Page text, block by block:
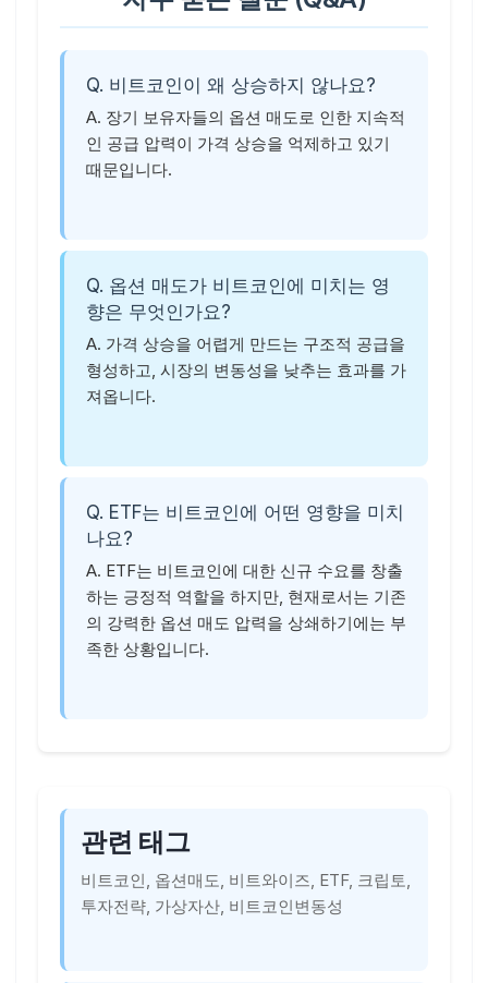
Q. 비트코인이 왜 상승하지 않나요?
A. 장기 보유자들의 옵션 매도로 인한 지속적
인 공급 압력이 가격 상승을 억제하고 있기
때문입니다.
Q. 옵션 매도가 비트코인에 미치는 영
향은 무엇인가요?
A. 가격 상승을 어렵게 만드는 구조적 공급을
형성하고, 시장의 변동성을 낮추는 효과를 가
져옵니다.
Q. ETF는 비트코인에 어떤 영향을 미치
나요?
A. ETF는 비트코인에 대한 신규 수요를 창출
하는 긍정적 역할을 하지만, 현재로서는 기존
의 강력한 옵션 매도 압력을 상쇄하기에는 부
족한 상황입니다.
관련 태그
비트코인, 옵션매도, 비트와이즈, ETF, 크립토,
투자전략, 가상자산, 비트코인변동성